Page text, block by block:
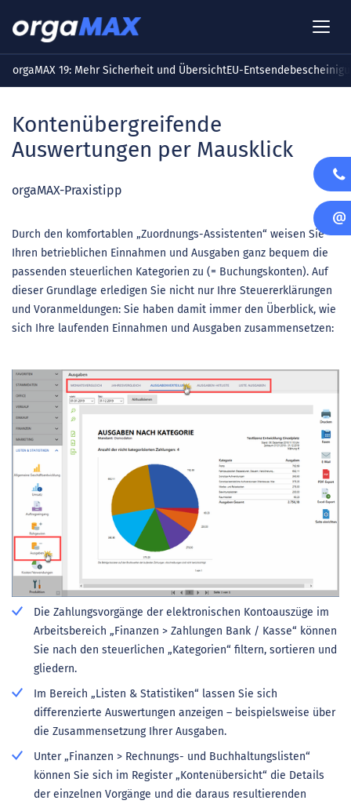
orgaMAX 19: Mehr Sicherheit und ÜbersichtEU-
Kontenübergreifende
Auswertungen per Mausklick
orgaMAX-Praxistipp
Durch den komfortablen „Zuordnungs-Assistenten“ weisen Sie
Ihren betrieblichen Einnahmen und Ausgaben ganz bequem die
passenden steuerlichen Kategorien zu (= Buchungskonten). Auf
dieser Grundlage erledigen Sie nicht nur Ihre Steuererklärungen
und Voranmeldungen: Sie haben damit immer den Überblick, wie
sich Ihre laufenden Einnahmen und Ausgaben zusammensetzen:
Die Zahlungsvorgänge der elektronischen Kontoauszüge im
Arbeitsbereich „Finanzen > Zahlungen Bank / Kasse“ können
Sie nach den steuerlichen „Kategorien“ filtern, sortieren und
gliedern.
Im Bereich „Listen & Statistiken“ lassen Sie sich
differenzierte Auswertungen anzeigen – beispielsweise über
die Zusammensetzung Ihrer Ausgaben.
Unter „Finanzen > Rechnungs- und Buchhaltungslisten“
können Sie sich im Register „Kontenübersicht“ die Details
der einzelnen Vorgänge und die daraus resultierenden